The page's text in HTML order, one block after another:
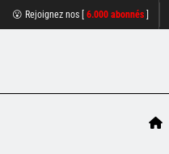
😮 Rejoignez nos [ 6.000 abonnés